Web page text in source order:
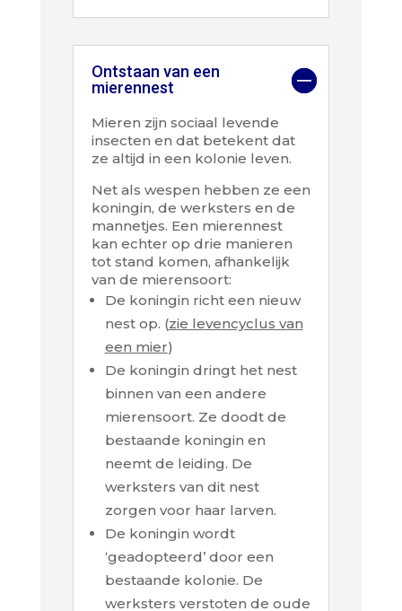
Ontstaan van een
mierennest
Mieren zijn sociaal levende
insecten en dat betekent dat
ze altijd in een kolonie leven.
Net als wespen hebben ze een
koningin, de werksters en de
mannetjes. Een mierennest
kan echter op drie manieren
tot stand komen, afhankelijk
van de mierensoort:
De koningin richt een nieuw
nest op. (zie levencyclus van
een mier)
De koningin dringt het nest
binnen van een andere
mierensoort. Ze doodt de
bestaande koningin en
neemt de leiding. De
werksters van dit nest
zorgen voor haar larven.
De koningin wordt
‘geadopteerd’ door een
bestaande kolonie. De
werksters verstoten de oude